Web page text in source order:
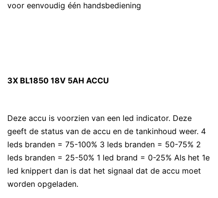
voor eenvoudig één handsbediening
3X BL1850 18V 5AH ACCU
Deze accu is voorzien van een led indicator. Deze
geeft de status van de accu en de tankinhoud weer. 4
leds branden = 75-100% 3 leds branden = 50-75% 2
leds branden = 25-50% 1 led brand = 0-25% Als het 1e
led knippert dan is dat het signaal dat de accu moet
worden opgeladen.